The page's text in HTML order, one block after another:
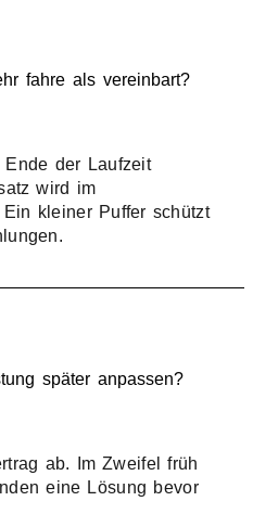
fahre als vereinbart?
Ende der Laufzeit
wird im
kleiner Puffer schützt
später anpassen?
ab. Im Zweifel früh
eine Lösung bevor